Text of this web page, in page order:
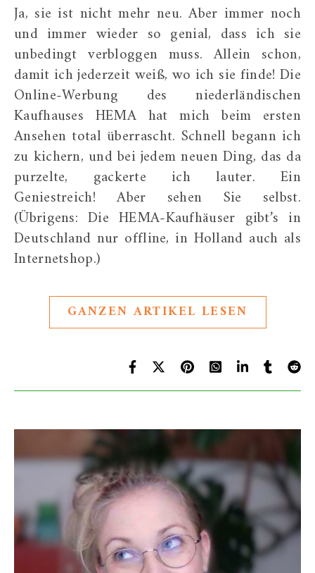
Ja, sie ist nicht mehr neu. Aber immer noch
und immer wieder so genial, dass ich sie
unbedingt verbloggen muss. Allein schon,
damit ich jederzeit weiß, wo ich sie finde! Die
Online-Werbung des niederländischen
Kaufhauses HEMA hat mich beim ersten
Ansehen total überrascht. Schnell begann ich
zu kichern, und bei jedem neuen Ding, das da
purzelte, gackerte ich lauter. Ein
Geniestreich! Aber sehen Sie selbst.
(Übrigens: Die HEMA-Kaufhäuser gibt’s in
Deutschland nur offline, in Holland auch als
Internetshop.)
GANZEN ARTIKEL LESEN